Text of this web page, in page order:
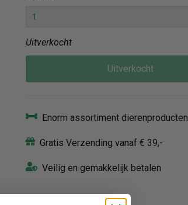
Uitverkocht
Uitverkocht
Enorm assortiment dierenproducten
Gratis Verzending vanaf € 39,-
Veilig en gemakkelijk betalen